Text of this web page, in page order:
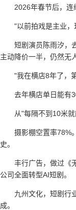
2026年春节后，
"以前拍戏是主业
短剧演员陈雨汐，
主动降价一半，仍然无
"我在横店8年了，
去年横店单日能有
从"每隔不到10米
摄影棚空置率78%
史。
丰行广告，做过《
公司全面转型AI短剧。
九州文化，短剧行
成。